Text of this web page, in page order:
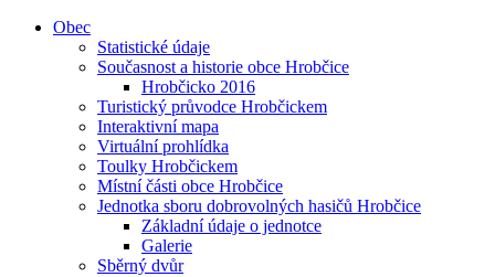
Obec
Statistické údaje
Současnost a historie obce Hrobčice
Hrobčicko 2016
Turistický průvodce Hrobčickem
Interaktivní mapa
Virtuální prohlídka
Toulky Hrobčickem
Místní části obce Hrobčice
Jednotka sboru dobrovolných hasičů Hrobčice
Základní údaje o jednotce
Galerie
Sběrný dvůr